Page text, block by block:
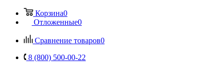
Корзина0
Отложенные0
Сравнение товаров0
8 (800) 500-00-22